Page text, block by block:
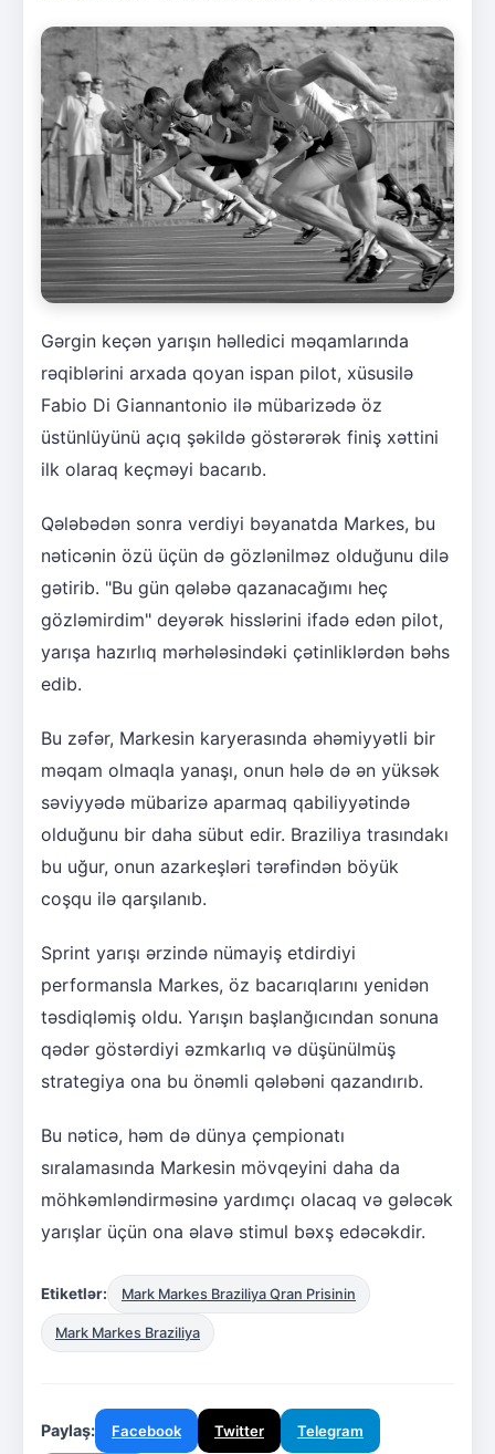
Gərgin keçən yarışın həlledici məqamlarında
rəqiblərini arxada qoyan ispan pilot, xüsusilə
Fabio Di Giannantonio ilə mübarizədə öz
üstünlüyünü açıq şəkildə göstərərək finiş xəttini
ilk olaraq keçməyi bacarıb.
Qələbədən sonra verdiyi bəyanatda Markes, bu
nəticənin özü üçün də gözlənilməz olduğunu dilə
gətirib. "Bu gün qələbə qazanacağımı heç
gözləmirdim" deyərək hisslərini ifadə edən pilot,
yarışa hazırlıq mərhələsindəki çətinliklərdən bəhs
edib.
Bu zəfər, Markesin karyerasında əhəmiyyətli bir
məqam olmaqla yanaşı, onun hələ də ən yüksək
səviyyədə mübarizə aparmaq qabiliyyətində
olduğunu bir daha sübut edir. Braziliya trasındakı
bu uğur, onun azarkeşləri tərəfindən böyük
coşqu ilə qarşılanıb.
Sprint yarışı ərzində nümayiş etdirdiyi
performansla Markes, öz bacarıqlarını yenidən
təsdiqləmiş oldu. Yarışın başlanğıcından sonuna
qədər göstərdiyi əzmkarlıq və düşünülmüş
strategiya ona bu önəmli qələbəni qazandırıb.
Bu nəticə, həm də dünya çempionatı
sıralamasında Markesin mövqeyini daha da
möhkəmləndirməsinə yardımçı olacaq və gələcək
yarışlar üçün ona əlavə stimul bəxş edəcəkdir.
Etiketlər: Mark Markes Braziliya Qran Prisinin
Mark Markes Braziliya
Paylaş: Facebook Twitter Telegram